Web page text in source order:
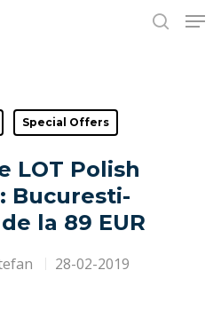
or ESC to close
Special Offers
LOT Polish
Bucuresti-
la 89 EUR
28-02-2019